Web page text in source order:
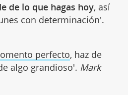
de lo que hagas hoy, así
con determinación'.
perfecto, haz de
algo grandioso'. Mark